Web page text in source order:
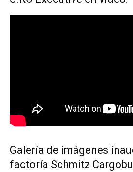
Galería de imágenes
factoría Schmitz